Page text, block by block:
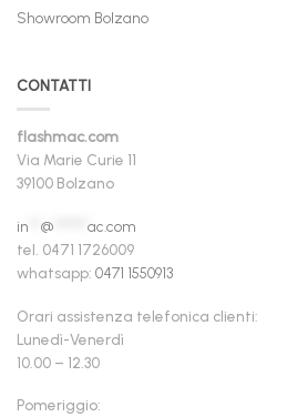
Showroom Bolzano
CONTATTI
flashmac.com
Via Marie Curie 11
39100 Bolzano
in @
ac.com
tel. 0471 1726009
whatsapp: 0471 1550913
Orari assistenza telefonica clienti:
Lunedì-Venerdì
10.00 – 12.30
Pomeriggio: